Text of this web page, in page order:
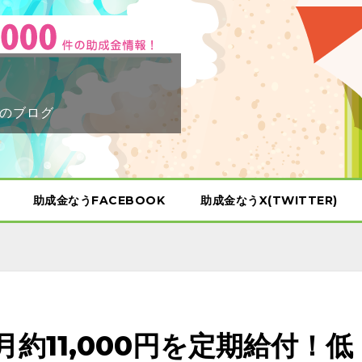
ブログ
助成金なうFACEBOOK 助成金なうX(TWITTER)
約11,000円を定期給付！低